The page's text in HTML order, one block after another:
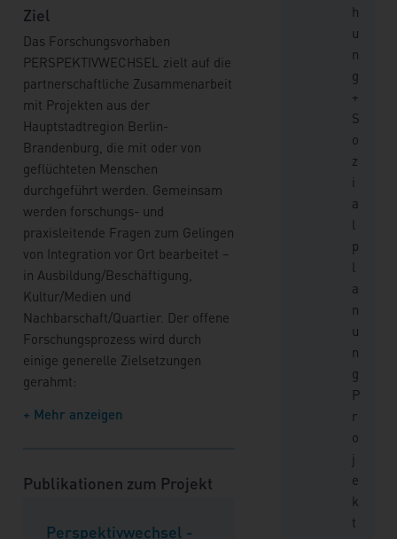
Ziel
Das Forschungsvorhaben
PERSPEKTIVWECHSEL zielt auf die
partnerschaftliche Zusammenarbeit
mit Projekten aus der
Hauptstadtregion Berlin-
Brandenburg, die mit oder von
geflüchteten Menschen
durchgeführt werden. Gemeinsam
werden forschungs- und
praxisleitende Fragen zum Gelingen
von Integration vor Ort bearbeitet –
in Ausbildung/Beschäftigung,
Kultur/Medien und
Nachbarschaft/Quartier. Der offene
Forschungsprozess wird durch
einige generelle Zielsetzungen
gerahmt:
+ Mehr anzeigen
Publikationen zum Projekt
Perspektivwechsel -
h
u
n
g
+
S
o
z
i
a
l
p
l
a
n
u
n
g
P
r
o
j
e
k
t